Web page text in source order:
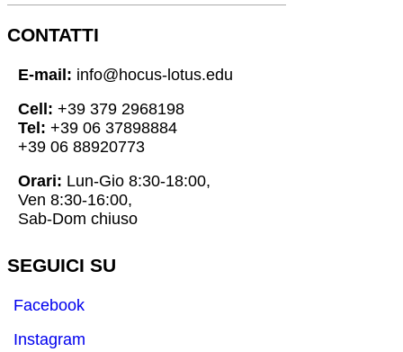
CONTATTI
E-mail: info@hocus-lotus.edu
Cell: +39 379 2968198
Tel: +39 06 37898884
+39 06 88920773
Orari: Lun-Gio 8:30-18:00,
Ven 8:30-16:00,
Sab-Dom chiuso
SEGUICI SU
Facebook
Instagram